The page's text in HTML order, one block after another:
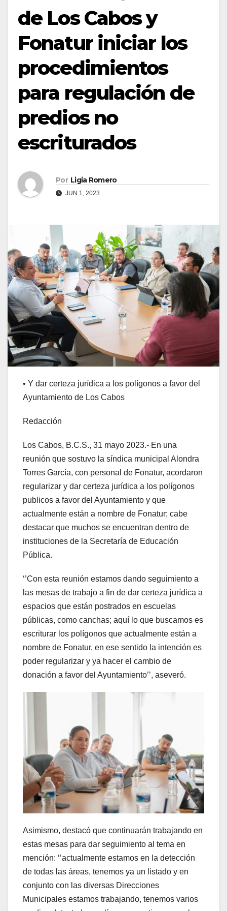
de Los Cabos y
Fonatur iniciar los
procedimientos
para regulación de
predios no
escriturados
Por Ligia Romero
JUN 1, 2023
• Y dar certeza jurídica a los polígonos a favor del
Ayuntamiento de Los Cabos
Redacción
Los Cabos, B.C.S., 31 mayo 2023.- En una
reunión que sostuvo la síndica municipal Alondra
Torres García, con personal de Fonatur, acordaron
regularizar y dar certeza jurídica a los polígonos
publicos a favor del Ayuntamiento y que
actualmente están a nombre de Fonatur; cabe
destacar que muchos se encuentran dentro de
instituciones de la Secretaría de Educación
Pública.
‘’Con esta reunión estamos dando seguimiento a
las mesas de trabajo a fin de dar certeza jurídica a
espacios que están postrados en escuelas
públicas, como canchas; aquí lo que buscamos es
escriturar los polígonos que actualmente están a
nombre de Fonatur, en ese sentido la intención es
poder regularizar y ya hacer el cambio de
donación a favor del Ayuntamiento’’, aseveró.
Asimismo, destacó que continuarán trabajando en
estas mesas para dar seguimiento al tema en
mención: ‘’actualmente estamos en la detección
de todas las áreas, tenemos ya un listado y en
conjunto con las diversas Direcciones
Municipales estamos trabajando, tenemos varios